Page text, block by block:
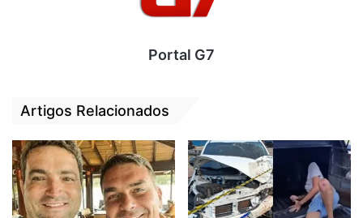
com apoio do 5º Batalhão da Polícia Militar
Homicida Maranhão morto
Portal G7
Artigos Relacionados